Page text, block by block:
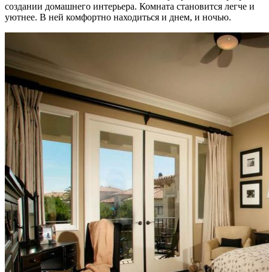
создании домашнего интерьера. Комната становится легче и
уютнее. В ней комфортно находиться и днем, и ночью.